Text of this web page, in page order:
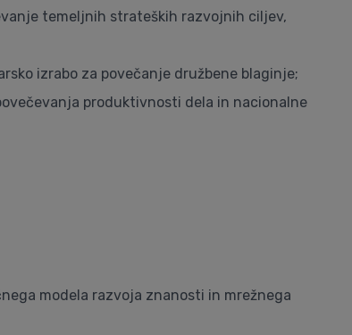
temeljnih strateških razvojnih ciljev,
izrabo za povečanje družbene blaginje;
produktivnosti dela in nacionalne
modela razvoja znanosti in mrežnega